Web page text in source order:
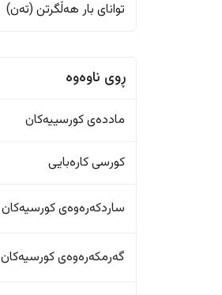
تواناى بار هەڵگرتن (تەن)
ڕوی ناوەوە
ماددەی کورسییەکان
کورسی کارەبایی
ساردکەرەوەی کورسیەکان
گەرمکەرەوەی کورسیەکان